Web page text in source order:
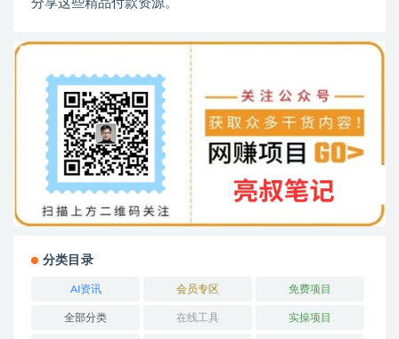
分享这些精品付款资源。
分类目录
AI资讯 会员专区 免费项目
全部分类 在线工具 实操项目